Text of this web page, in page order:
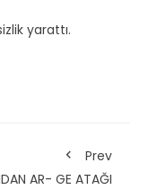
yarattı.
Prev
AR- GE ATAĞI